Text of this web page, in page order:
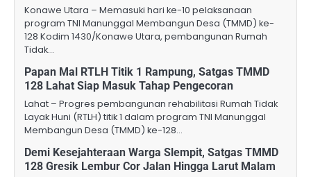
Konawe Utara – Memasuki hari ke-10 pelaksanaan
program TNI Manunggal Membangun Desa (TMMD) ke-
128 Kodim 1430/Konawe Utara, pembangunan Rumah
Tidak…
Papan Mal RTLH Titik 1 Rampung, Satgas TMMD
128 Lahat Siap Masuk Tahap Pengecoran
Lahat – Progres pembangunan rehabilitasi Rumah Tidak
Layak Huni (RTLH) titik 1 dalam program TNI Manunggal
Membangun Desa (TMMD) ke-128…
Demi Kesejahteraan Warga Slempit, Satgas TMMD
128 Gresik Lembur Cor Jalan Hingga Larut Malam